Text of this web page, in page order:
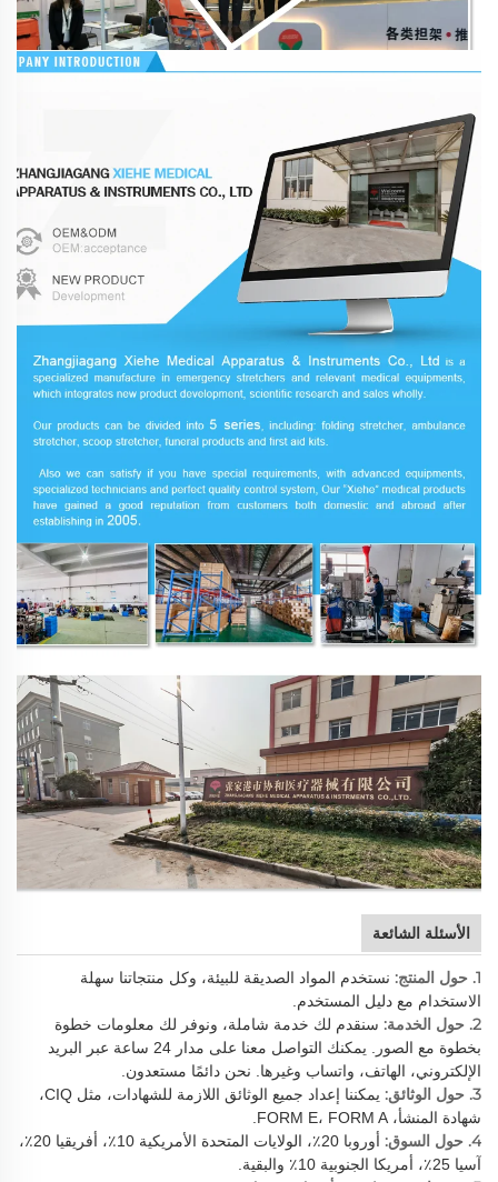
الأسئلة الشائعة
1. حول المنتج:
نستخدم المواد الصديقة للبيئة، وكل منتجاتنا سهلة
الاستخدام مع دليل المستخدم.
2. حول الخدمة:
سنقدم لك خدمة شاملة، ونوفر لك معلومات خطوة
بخطوة مع الصور. يمكنك التواصل معنا على مدار 24 ساعة عبر البريد
الإلكتروني، الهاتف، واتساب وغيرها. نحن دائمًا مستعدون.
3. حول الوثائق:
يمكننا إعداد جميع الوثائق اللازمة للشهادات، مثل CIQ،
شهادة المنشأ، FORM E، FORM A.
4. حول السوق:
أوروبا 20٪، الولايات المتحدة الأمريكية 10٪، أفريقيا 20٪،
آسيا 25٪، أمريكا الجنوبية 10٪ والبقية.